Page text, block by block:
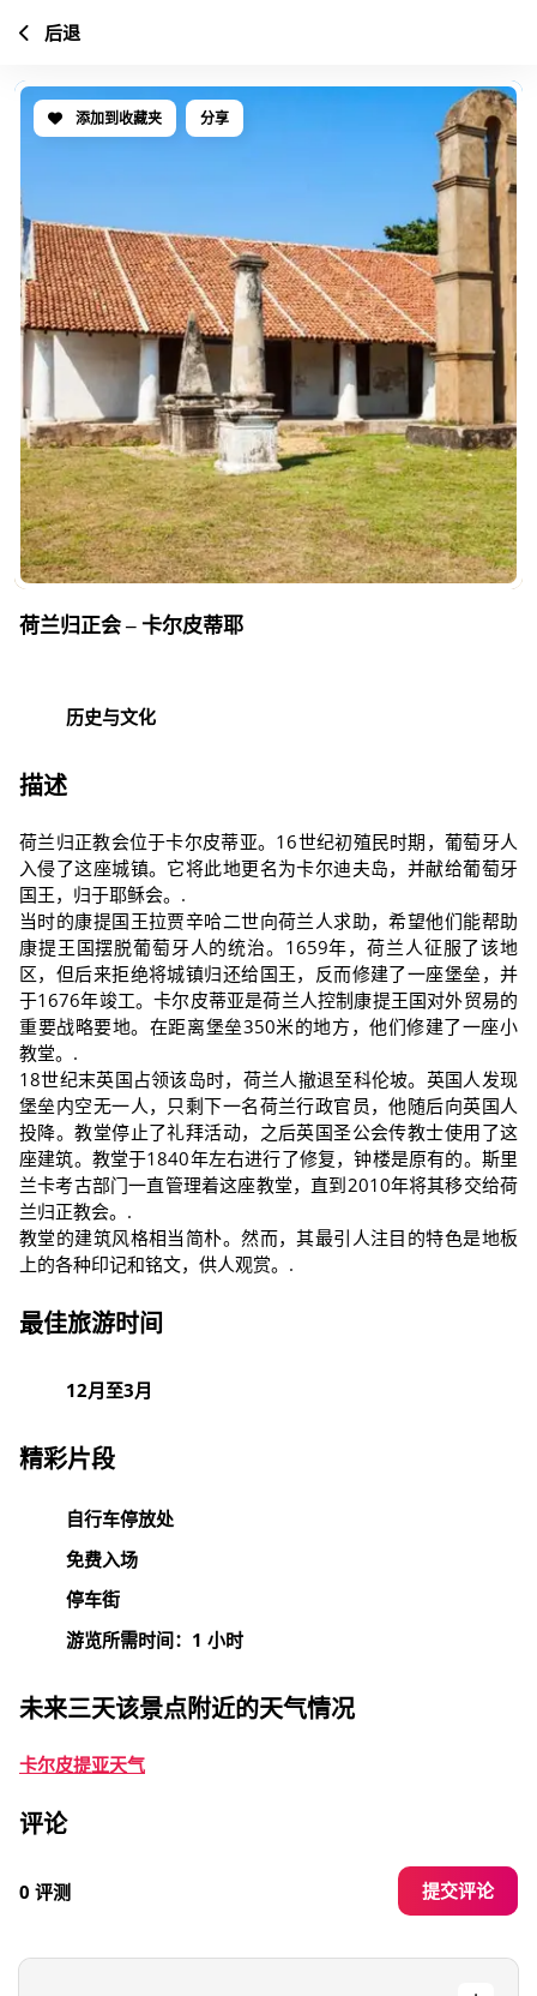
添加到收藏夹 分享
荷兰归正会 – 卡尔皮蒂耶
历史与文化
描述
荷兰归正教会位于卡尔皮蒂亚。16世纪初殖民时期，葡萄牙人
入侵了这座城镇。它将此地更名为卡尔迪夫岛，并献给葡萄牙
国王，归于耶稣会。.
当时的康提国王拉贾辛哈二世向荷兰人求助，希望他们能帮助
康提王国摆脱葡萄牙人的统治。1659年，荷兰人征服了该地
区，但后来拒绝将城镇归还给国王，反而修建了一座堡垒，并
于1676年竣工。卡尔皮蒂亚是荷兰人控制康提王国对外贸易的
重要战略要地。在距离堡垒350米的地方，他们修建了一座小
教堂。.
18世纪末英国占领该岛时，荷兰人撤退至科伦坡。英国人发现
堡垒内空无一人，只剩下一名荷兰行政官员，他随后向英国人
投降。教堂停止了礼拜活动，之后英国圣公会传教士使用了这
座建筑。教堂于1840年左右进行了修复，钟楼是原有的。斯里
兰卡考古部门一直管理着这座教堂，直到2010年将其移交给荷
兰归正教会。.
教堂的建筑风格相当简朴。然而，其最引人注目的特色是地板
上的各种印记和铭文，供人观赏。.
最佳旅游时间
12月至3月
精彩片段
自行车停放处
免费入场
停车街
游览所需时间：1 小时
未来三天该景点附近的天气情况
卡尔皮提亚天气
评论
0 评测 提交评论
后退